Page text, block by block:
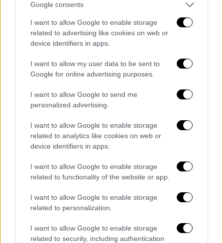
Google consents
I want to allow Google to enable storage
related to advertising like cookies on web or
device identifiers in apps.
I want to allow my user data to be sent to
Google for online advertising purposes.
I want to allow Google to send me
personalized advertising.
I want to allow Google to enable storage
related to analytics like cookies on web or
device identifiers in apps.
I want to allow Google to enable storage
related to functionality of the website or app.
I want to allow Google to enable storage
related to personalization.
I want to allow Google to enable storage
related to security, including authentication
Σε συνέχεια της από 31-10-2024
ανακοίνωσης σχετικά με τη συγκέντρωση
εποχικών πυροσβεστών στο Υπουργείο
Κλιματικής Κρίσης και Πολιτικής
Προστασίας, από το Αρχηγείο της Ελληνικής
Αστυνομίας ανακοινώνεται ότι, προκειμένου
διερεύνηση περιστατικών που
περιλαμβάνονται στο σύνολο του
προανακριτικού υλικού (ένορκες
καταθέσεις, βιντεοληπτικό και
φωτογραφικό υλικό), το οποίο έχει
συγκεντρωθεί από τη Διεύθυνση Ασφάλειας
Αττικής, αυτό θα διαβιβασθεί άμεσα στον
Συνήγορο του Πολίτη, στο πλαίσιο του
ελεγκτικός μηχανισμός.